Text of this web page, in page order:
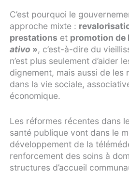
C’est pourquoi le
approche mixte :
prestations et promotion de
ativo », c’est-à-dire du
n’est plus seulement d’aider
dignement, mais aussi de les
dans la vie sociale,
économique.
Les réformes récentes dans
santé publique vont dans le
développement de la
renforcement des soins à
structures d’accueil